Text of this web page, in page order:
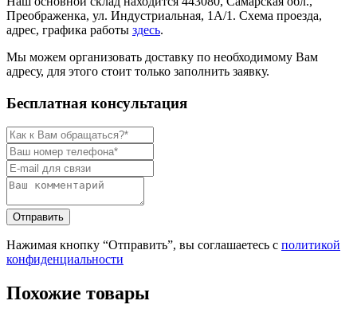
Преображенка, ул. Индустриальная, 1А/1. Схема проезда,
адрес, графика работы здесь.
Мы можем организовать доставку по необходимому Вам
адресу, для этого стоит только заполнить заявку.
Бесплатная консультация
Нажимая кнопку “Отправить”, вы соглашаетесь с политикой
конфиденциальности
Похожие товары